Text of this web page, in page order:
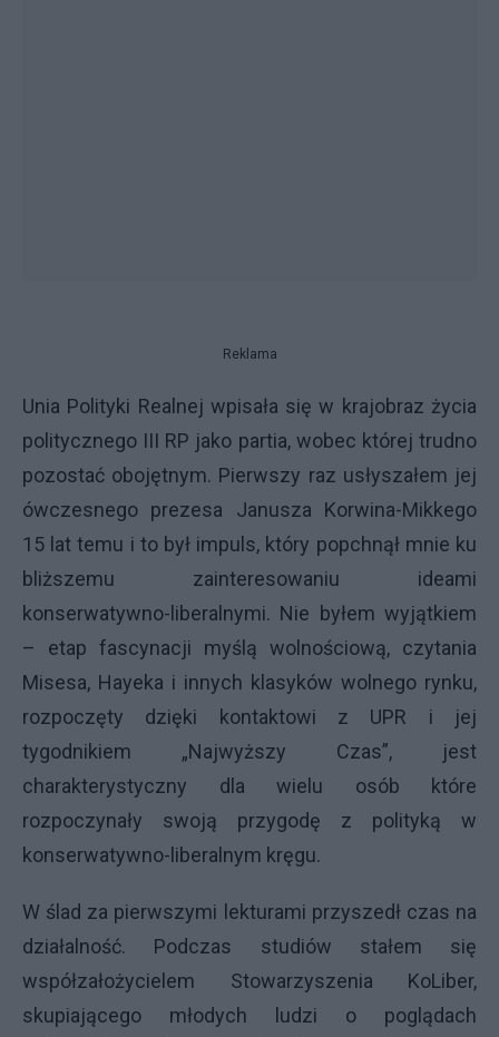
Reklama
Unia Polityki Realnej wpisała się w krajobraz życia
politycznego III RP jako partia, wobec której trudno
pozostać obojętnym. Pierwszy raz usłyszałem jej
ówczesnego prezesa Janusza Korwina-Mikkego
15 lat temu i to był impuls, który popchnął mnie ku
bliższemu zainteresowaniu ideami
konserwatywno-liberalnymi. Nie byłem wyjątkiem
– etap fascynacji myślą wolnościową, czytania
Misesa, Hayeka i innych klasyków wolnego rynku,
rozpoczęty dzięki kontaktowi z UPR i jej
tygodnikiem „Najwyższy Czas”, jest
charakterystyczny dla wielu osób które
rozpoczynały swoją przygodę z polityką w
konserwatywno-liberalnym kręgu.
W ślad za pierwszymi lekturami przyszedł czas na
działalność. Podczas studiów stałem się
współzałożycielem Stowarzyszenia KoLiber,
skupiającego młodych ludzi o poglądach